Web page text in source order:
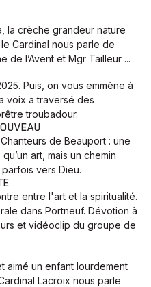
la crèche grandeur nature
Cardinal nous parle de
de l’Avent et Mgr Tailleur ...
Puis, on vous emmène à
voix a traversé des
troubadour.
de Beauport : une
art, mais un chemin
vers Dieu.
entre l'art et la spiritualité.
dans Portneuf. Dévotion à
et vidéoclip du groupe de
aimé un enfant lourdement
Lacroix nous parle